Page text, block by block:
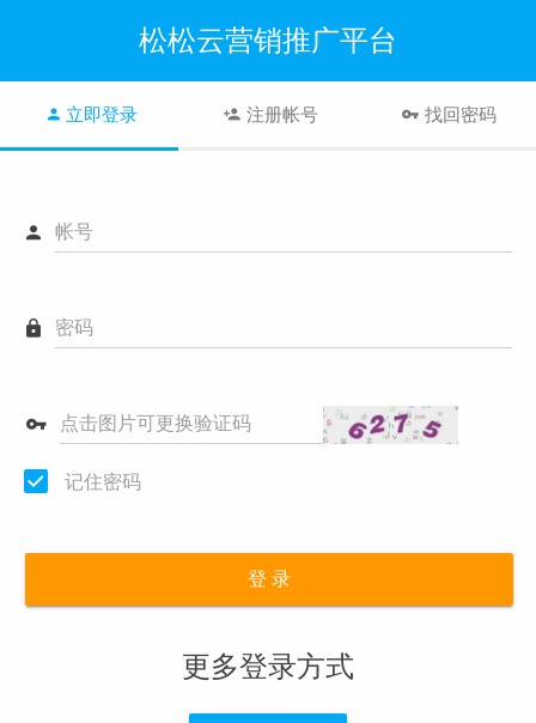
松松云营销推广平台
立即登录 注册帐号 找回密码
帐号
密码
点击图片可更换验证码
记住密码
登 录
更多登录方式